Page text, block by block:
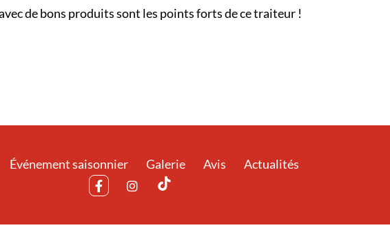
de bons produits sont les points forts de ce traiteur !
Événement saisonnier Galerie Avis
Actualités